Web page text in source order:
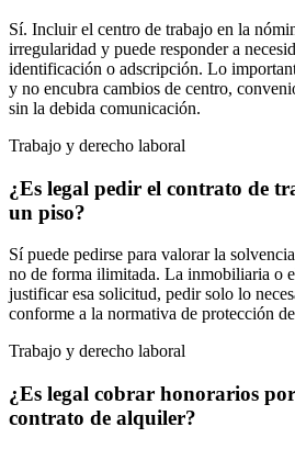
Sí. Incluir el centro de trabajo en la
irregularidad y puede responder a
identificación o adscripción. Lo
y no encubra cambios de centro,
sin la debida comunicación.
Trabajo y derecho laboral
¿Es legal pedir el contrato de
un piso?
Sí puede pedirse para valorar la
no de forma ilimitada. La inmobiliaria o
justificar esa solicitud, pedir solo lo
conforme a la normativa de protección
Trabajo y derecho laboral
¿Es legal cobrar honorarios
contrato de alquiler?